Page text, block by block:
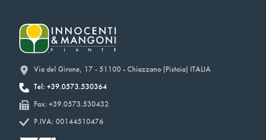
Via del Girone, 17 - 51100 - Chiazzano (Pistoia) ITALIA
Tel: +39.0573.530364
Fax: +39.0573.530432
P.IVA: 00144510476